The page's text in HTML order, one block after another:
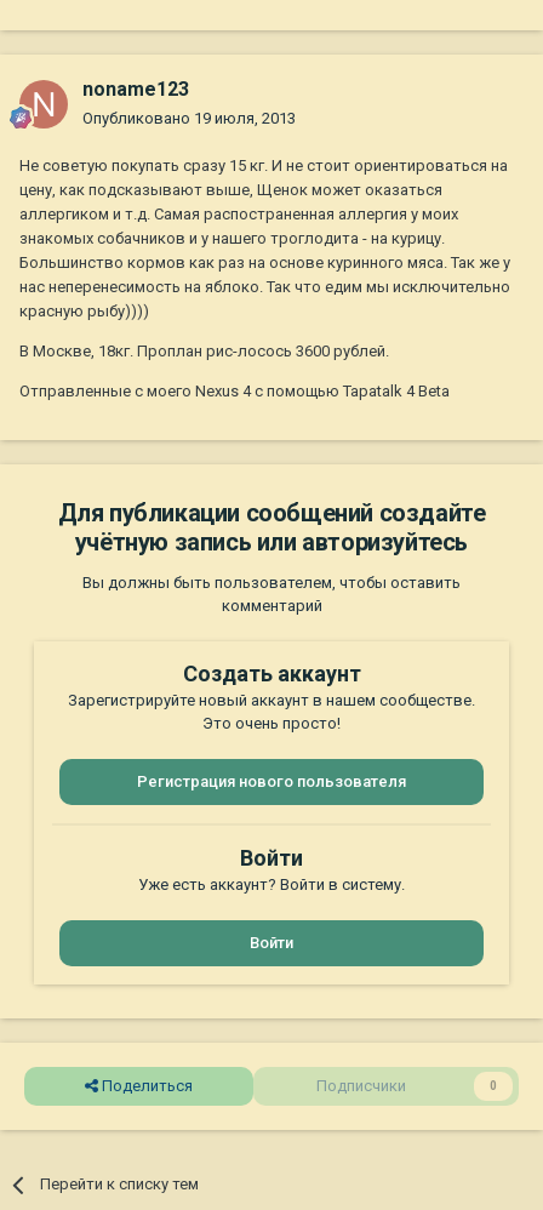
noname123
Опубликовано 19 июля, 2013
Не советую покупать сразу 15 кг. И не стоит ориентироваться на
цену, как подсказывают выше, Щенок может оказаться
аллергиком и т.д. Самая распостраненная аллергия у моих
знакомых собачников и у нашего троглодита - на курицу.
Большинство кормов как раз на основе куринного мяса. Так же у
нас неперенесимость на яблоко. Так что едим мы исключительно
красную рыбу))))
В Москве, 18кг. Проплан рис-лосось 3600 рублей.
Отправленные с моего Nexus 4 с помощью Tapatalk 4 Beta
Для публикации сообщений создайте
учётную запись или авторизуйтесь
Вы должны быть пользователем, чтобы оставить
комментарий
Создать аккаунт
Зарегистрируйте новый аккаунт в нашем сообществе.
Это очень просто!
Регистрация нового пользователя
Войти
Уже есть аккаунт? Войти в систему.
Войти
Поделиться Подписчики 0
Перейти к списку тем